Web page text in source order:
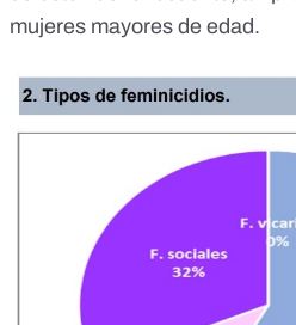
mujeres mayores de edad.